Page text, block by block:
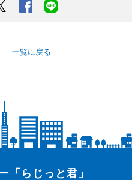
Twitter Facebook
一覧に戻る
「らじっと君」